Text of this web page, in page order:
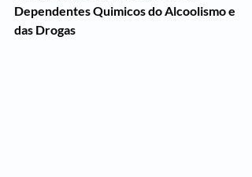
Dependentes Quimicos do Alcoolismo e
das Drogas